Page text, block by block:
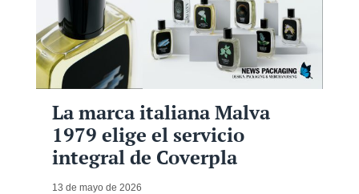
La marca italiana Malva
1979 elige el servicio
integral de Coverpla
13 de mayo de 2026